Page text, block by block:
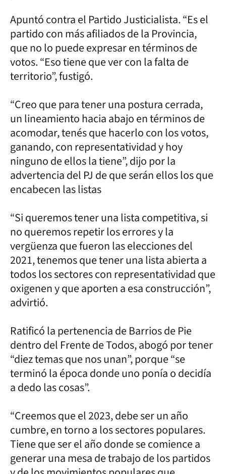
Apuntó contra el Partido Justicialista. “Es el
partido con más afiliados de la Provincia,
que no lo puede expresar en términos de
votos. “Eso tiene que ver con la falta de
territorio”, fustigó.
“Creo que para tener una postura cerrada,
un lineamiento hacia abajo en términos de
acomodar, tenés que hacerlo con los votos,
ganando, con representatividad y hoy
ninguno de ellos la tiene”, dijo por la
advertencia del PJ de que serán ellos los que
encabecen las listas
“Si queremos tener una lista competitiva, si
no queremos repetir los errores y la
vergüenza que fueron las elecciones del
2021, tenemos que tener una lista abierta a
todos los sectores con representatividad que
oxigenen y que aporten a esa construcción”,
advirtió.
Ratificó la pertenencia de Barrios de Pie
dentro del Frente de Todos, abogó por tener
“diez temas que nos unan”, porque “se
terminó la época donde uno ponía o decidía
a dedo las cosas”.
“Creemos que el 2023, debe ser un año
cumbre, en torno a los sectores populares.
Tiene que ser el año donde se comience a
generar una mesa de trabajo de los partidos